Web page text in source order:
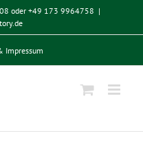
oder +49 173 9964758 |
Impressum